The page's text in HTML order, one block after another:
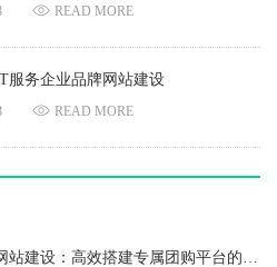
READ MORE
服务企业品牌网站建设
READ MORE
一站式团购网站建设：高效搭建专属团购平台的完整方案